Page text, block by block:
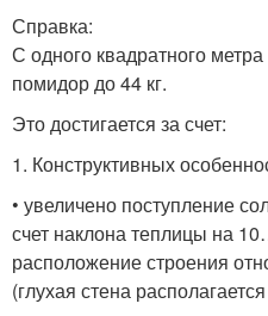
Справка:
С одного квадратного
помидор до 44 кг.
Это достигается за счет:
1. Конструктивных
• увеличено поступление
счет наклона теплицы на
расположение строения
(глухая стена